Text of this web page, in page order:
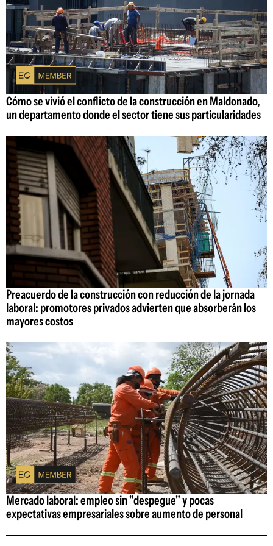
Cómo se vivió el conflicto de la construcción en Maldonado,
un departamento donde el sector tiene sus particularidades
Preacuerdo de la construcción con reducción de la jornada
laboral: promotores privados advierten que absorberán los
mayores costos
Mercado laboral: empleo sin "despegue" y pocas
expectativas empresariales sobre aumento de personal